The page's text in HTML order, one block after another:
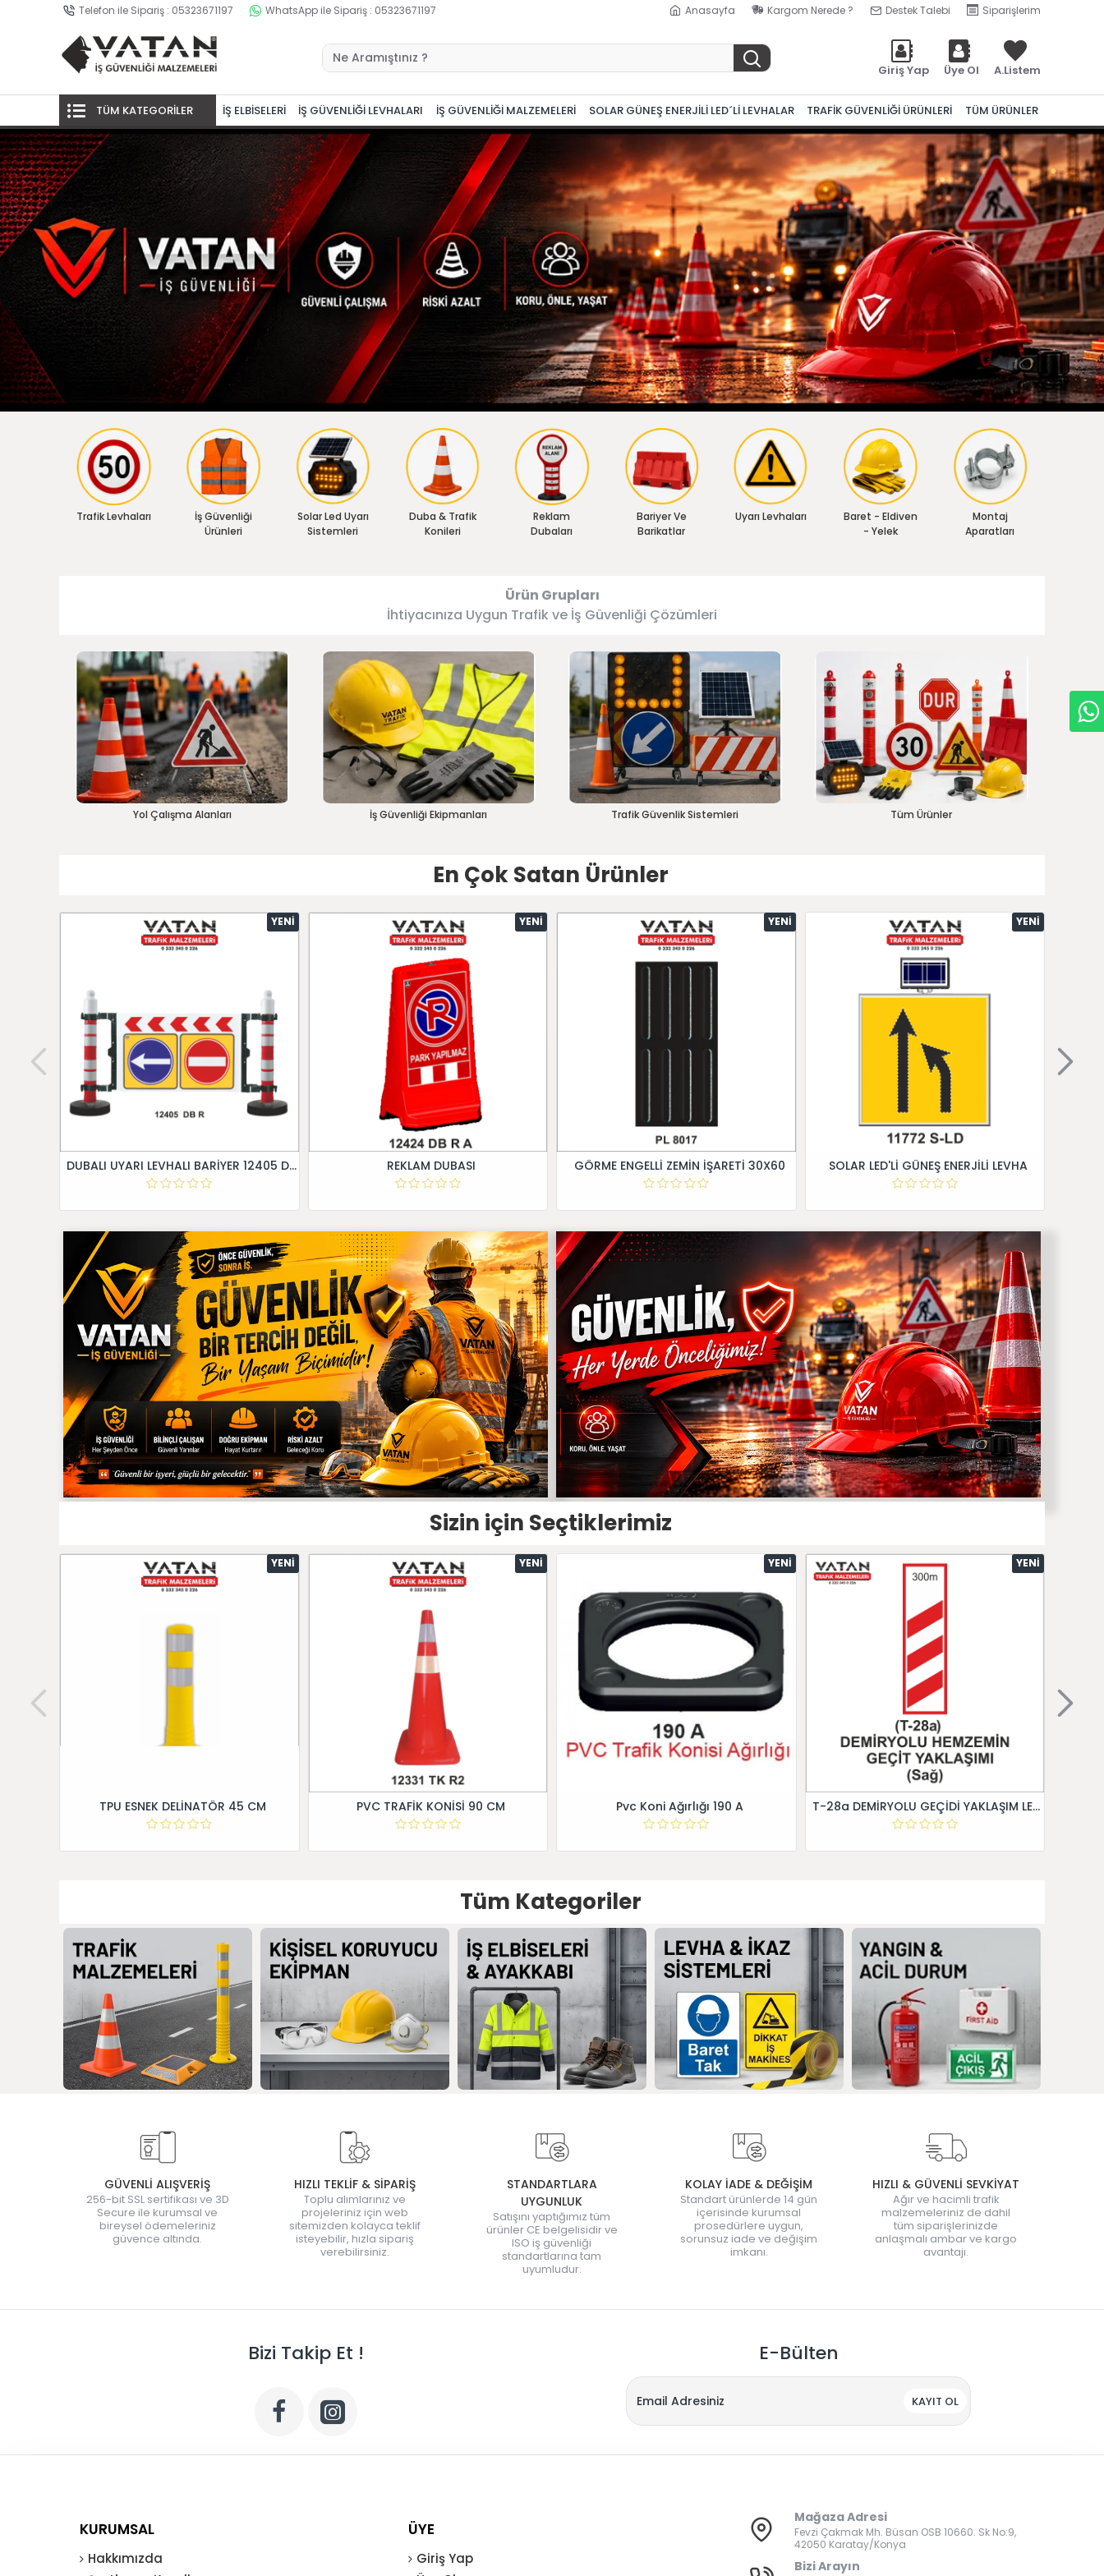
Telefon ile Sipariş : 05323671197 WhatsApp ile Sipariş : 05323671197 Anasayfa Kargom Nerede ? Destek Talebi Siparişlerim
Giriş Yap Üye Ol A.Listem
TÜM KATEGORİLER İŞ ELBİSELERİ İŞ GÜVENLİĞİ LEVHALARI İŞ GÜVENLİĞİ MALZEMELERİ SOLAR GÜNEŞ ENERJİLİ LED´Lİ LEVHALAR TRAFİK GÜVENLİĞİ ÜRÜNLERİ TÜM ÜRÜNLER
Trafik Levhaları
İş Güvenliği
Ürünleri
Solar Led Uyarı
Sistemleri
Duba & Trafik
Konileri
Reklam
Dubaları
Bariyer Ve
Barikatlar
Uyarı Levhaları
Baret - Eldiven
- Yelek
Montaj
Aparatları
Ürün Grupları
İhtiyacınıza Uygun Trafik ve İş Güvenliği Çözümleri
Yol Çalışma Alanları İş Güvenliği Ekipmanları Trafik Güvenlik Sistemleri Tüm Ürünler
En Çok Satan Ürünler
YENI
DUBALI UYARI LEVHALI BARİYER 12405 DB R
YENI
REKLAM DUBASI
YENI
GÖRME ENGELLİ ZEMİN İŞARETİ 30X60
YENI
SOLAR LED'Lİ GÜNEŞ ENERJİLİ LEVHA
Sizin için Seçtiklerimiz
YENI
TPU ESNEK DELİNATÖR 45 CM
YENI
PVC TRAFİK KONİSİ 90 CM
YENI
Pvc Koni Ağırlığı 190 A
YENI
T-28a DEMİRYOLU GEÇİDİ YAKLAŞIM LEVHALARI (Sağ)
Tüm Kategoriler
GÜVENLİ ALIŞVERİŞ
256-bit SSL sertifikası ve 3D
Secure ile kurumsal ve
bireysel ödemeleriniz
güvence altında.
HIZLI TEKLİF & SİPARİŞ
Toplu alımlarınız ve
projeleriniz için web
sitemizden kolayca teklif
isteyebilir, hızla sipariş
verebilirsiniz.
STANDARTLARA
UYGUNLUK
Satışını yaptığımız tüm
ürünler CE belgelisidir ve
ISO iş güvenliği
standartlarına tam
uyumludur.
KOLAY İADE & DEĞİŞİM
Standart ürünlerde 14 gün
içerisinde kurumsal
prosedürlere uygun,
sorunsuz iade ve değişim
imkanı.
HIZLI & GÜVENLİ SEVKİYAT
Ağır ve hacimli trafik
malzemeleriniz de dahil
tüm siparişlerinizde
anlaşmalı ambar ve kargo
avantajı.
Bizi Takip Et ! E-Bülten
KAYIT OL
KURUMSAL
Hakkımızda
ÜYE
Giriş Yap
Mağaza Adresi
Fevzi Çakmak Mh. Büsan OSB 10660. Sk No:9,
42050 Karatay/Konya
Bizi Arayın